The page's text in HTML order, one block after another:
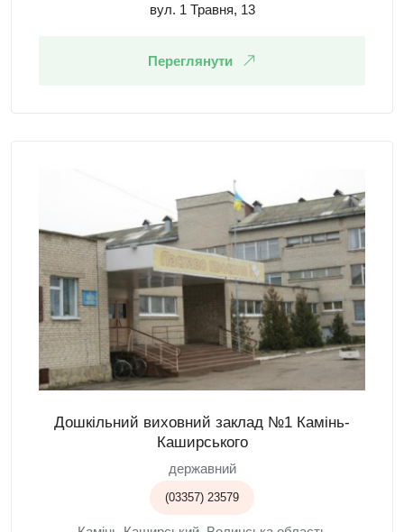
вул. 1 Травня, 13
Переглянути
Дошкільний виховний заклад №1 Камінь-
Каширського
державний
(03357) 23579